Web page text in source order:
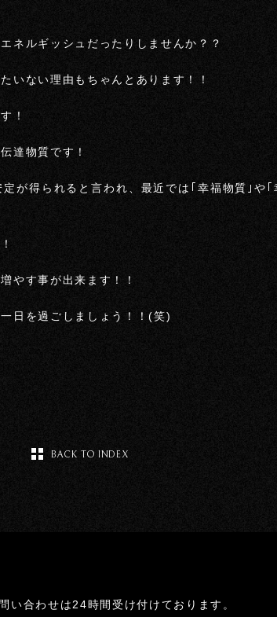
ネルギッシュだったりしませんか？？
いない理由もちゃんとあります！！
！
達物質です！
が得られると言われ、最近では｢幸福物質｣や
やす事が出来ます！！
日を過ごしましょう！！(笑)
BACK TO INDEX
い合わせは24時間受け付けております。